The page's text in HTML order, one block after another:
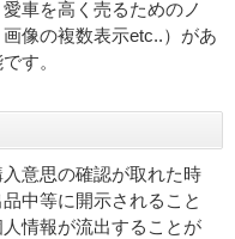
車を高く売るためのノ
像の複数表示etc..）があ
す。
意思の確認が取れた時
中等に開示されること
情報が流出することが